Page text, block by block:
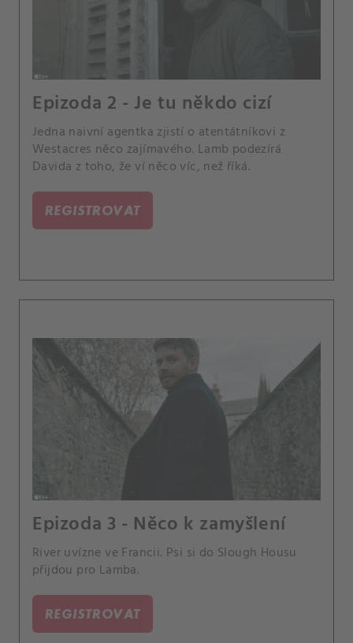
Epizoda 2 - Je tu někdo cizí
Jedna naivní agentka zjistí o atentátníkovi z
Westacres něco zajímavého. Lamb podezírá
Davida z toho, že ví něco víc, než říká.
REGISTROVAT
Epizoda 3 - Něco k zamyšlení
River uvízne ve Francii. Psi si do Slough Housu
přijdou pro Lamba.
REGISTROVAT